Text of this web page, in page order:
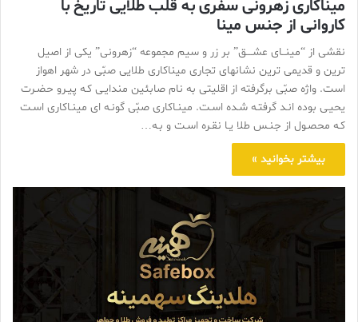
میناکاری زهرونی سفری به قلب طلایی تاریخ با
کاروانی از جنس مینا
نقشی از “مینــای عشــــق” بر زر و سیم مجموعه “زهرونی” یکی از اصیل
ترین و قدیمی ترین نشانهای تجاری میناکاری طلایی صبّی در شهر اهواز
است. واژه صبّی برگرفته از اقلیتی به نام صابئین مندایـی کـه پیـرو حضـرت
یحیـی بوده انـد گرفتـه شـده اسـت. مینـاکاری صبّی گونـه ای مینـاکاری اسـت
کـه محصـول از جنـس طلا یـا نقـره اسـت و بـه…
بیشتر بخوانید »